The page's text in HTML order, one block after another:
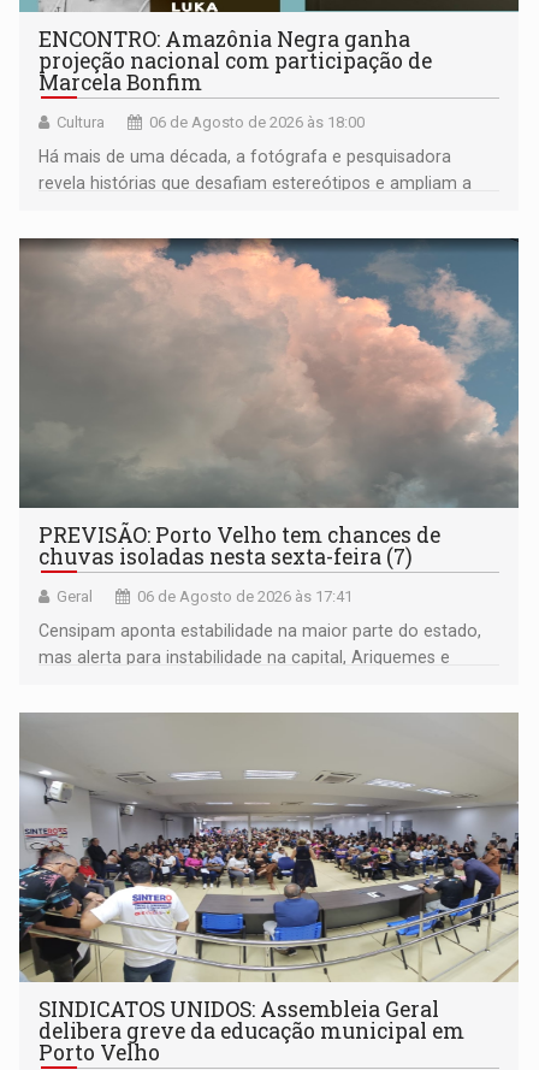
ENCONTRO: Amazônia Negra ganha
projeção nacional com participação de
Marcela Bonfim
Cultura 06 de Agosto de 2026 às 18:00
Há mais de uma década, a fotógrafa e pesquisadora
revela histórias que desafiam estereótipos e ampliam a
negras
PREVISÃO: Porto Velho tem chances de
chuvas isoladas nesta sexta-feira (7)
Geral 06 de Agosto de 2026 às 17:41
Censipam aponta estabilidade na maior parte do estado,
mas alerta para instabilidade na capital, Ariquemes e
SINDICATOS UNIDOS: Assembleia Geral
delibera greve da educação municipal em
Porto Velho